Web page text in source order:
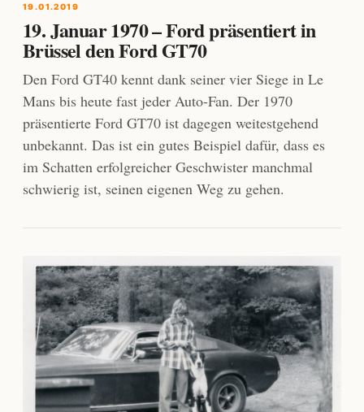
19.01.2019
19. Januar 1970 – Ford präsentiert in
Brüssel den Ford GT70
Den Ford GT40 kennt dank seiner vier Siege in Le
Mans bis heute fast jeder Auto-Fan. Der 1970
präsentierte Ford GT70 ist dagegen weitestgehend
unbekannt. Das ist ein gutes Beispiel dafür, dass es
im Schatten erfolgreicher Geschwister manchmal
schwierig ist, seinen eigenen Weg zu gehen.